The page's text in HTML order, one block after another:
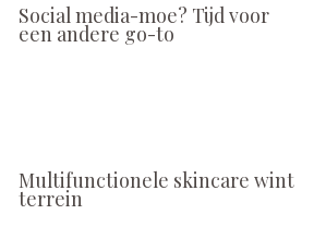
Social media-moe? Tijd voor
een andere go-to
Multifunctionele skincare wint
terrein